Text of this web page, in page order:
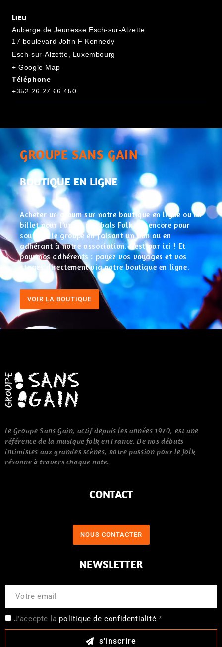
LIEU
Auberge de Jeunesse Esch-sur-Alzette
17 boulevard John F Kennedy
Esch-sur-Alzette, Luxembourg
+ Google Map
Téléphone
+352 26 27 66 450
GROUPE SANS GAIN
BOUTIQUE EN LIGNE
Acheter un album sur notre boutique en ligne ou un
billet pour l’un de nos bals Folk, ou encore pour
soutenir le groupe en faisant un don ou en
adhérant à notre association. C’est par ici ! Et
pour nos adhérents : payez vos voyages et vos
stages directement via notre boutique en ligne.
VOIR LA BOUTIQUE
Le Groupe Sans Gain, actif depuis les années 1970, est une
référence de la musique folk en France. De nos débuts
intimistes aux grandes scènes, notre passion pour le folk
résonne à travers chaque note.
CONTACT
NOUS CONTACTER
NEWSLETTER
J'accepte la politique de confidentialité *
s'inscrire